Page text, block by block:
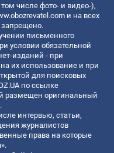
числе фото- и видео-),
и на всех
запрещено.
письменного
условии обязательной
изданий - при
их использование и при
для поисковых
по ссылке
размещен оригинальный
интервью, статьи,
журналистов
права на которые